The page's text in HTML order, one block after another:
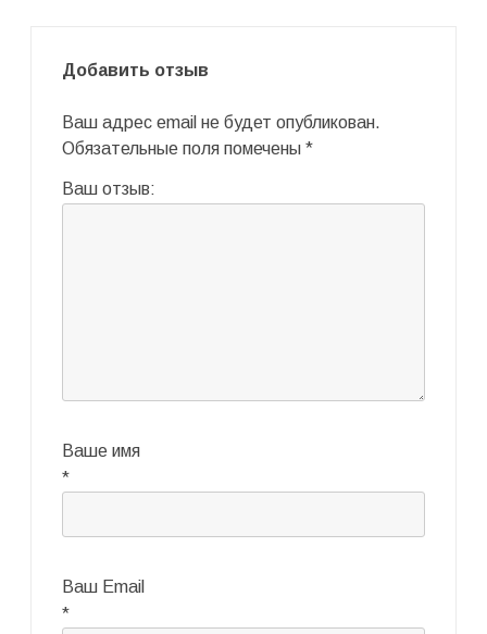
Добавить отзыв
Ваш адрес email не будет опубликован.
Обязательные поля помечены *
Ваш отзыв:
Ваше имя
*
Ваш Email
*